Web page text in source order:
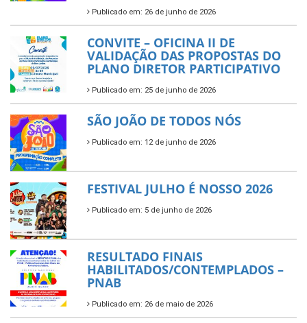
Publicado em: 26 de junho de 2026
CONVITE – OFICINA II DE
VALIDAÇÃO DAS PROPOSTAS DO
PLANO DIRETOR PARTICIPATIVO
Publicado em: 25 de junho de 2026
SÃO JOÃO DE TODOS NÓS
Publicado em: 12 de junho de 2026
FESTIVAL JULHO É NOSSO 2026
Publicado em: 5 de junho de 2026
RESULTADO FINAIS
HABILITADOS/CONTEMPLADOS –
PNAB
Publicado em: 26 de maio de 2026